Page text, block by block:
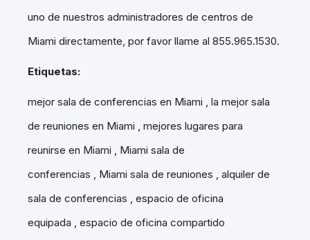
uno de nuestros administradores de centros de
Miami directamente, por favor llame al 855.965.1530.
Etiquetas:
mejor sala de conferencias en Miami
la mejor sala
de reuniones en Miami
mejores lugares para
reunirse en Miami
Miami sala de
conferencias
Miami sala de reuniones
alquiler de
sala de conferencias
espacio de oficina
equipada
espacio de oficina compartido